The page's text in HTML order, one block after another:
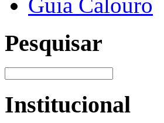
Pesquisar
Institucional